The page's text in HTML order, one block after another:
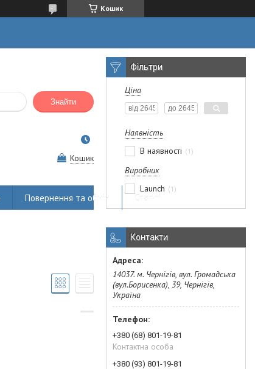
Кошик
Знайти
Кошик
Повернення та обмін Статті
Фільтри
Ціна
Наявність
В наявності
1
Виробник
Launch
1
Контакти
14037. м. Чернігів, вул. Громадська
(вул.Борисенка), 39, Чернігів,
Україна
+380 (68) 801-19-81
Контактна особа
+380 (93) 801-19-81